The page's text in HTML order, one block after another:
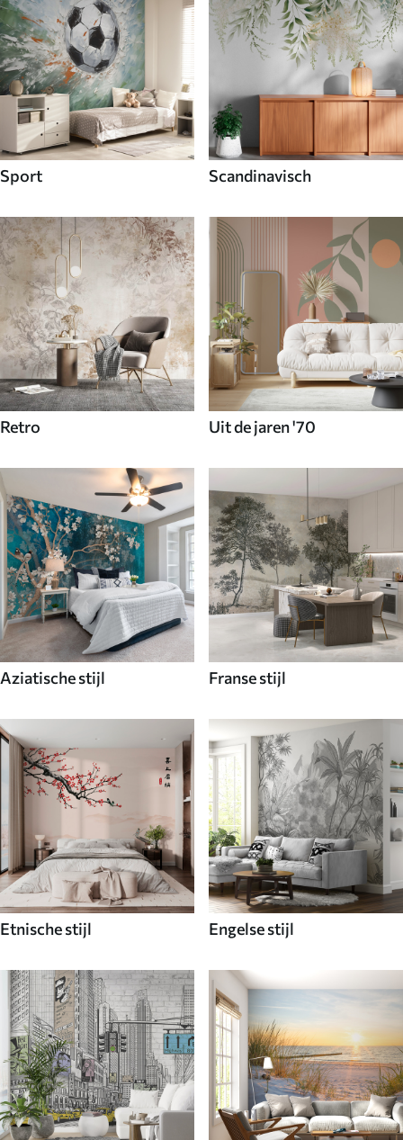
Sport Scandinavisch
Retro Uit de jaren '70
Aziatische stijl Franse stijl
Etnische stijl Engelse stijl